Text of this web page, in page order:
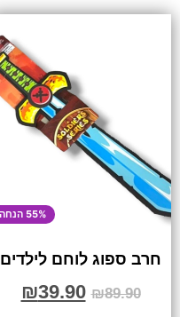
55% הנחה
חרב ספוג לוחם לילדים
₪89.90
₪39.90